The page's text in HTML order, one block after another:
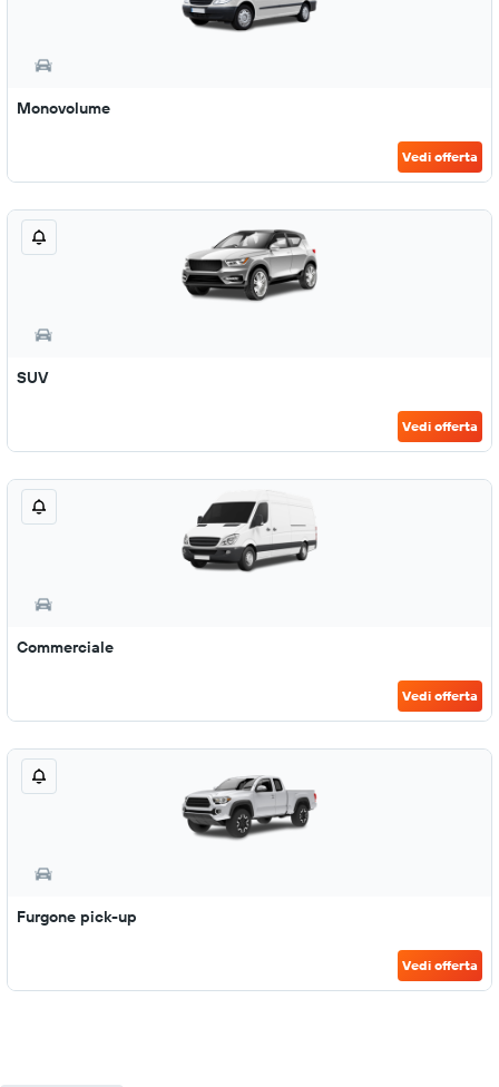
Monovolume
Vedi offerta
SUV
Vedi offerta
Commerciale
Vedi offerta
Furgone pick-up
Vedi offerta